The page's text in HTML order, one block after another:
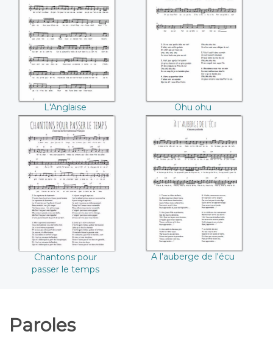
L'Anglaise
L'Anglaise
Ohu ohu
Ohu ohu
Chantons pour
passer le temps
Chantons pour
passer le temps
A l'auberge de
l'écu
A l'auberge de l'écu
Paroles